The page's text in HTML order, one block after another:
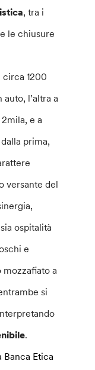
, tra i
le chiusure
circa 1200
l’altra a
e a
prima,
versante del
ospitalità
e
a
si
.
Etica